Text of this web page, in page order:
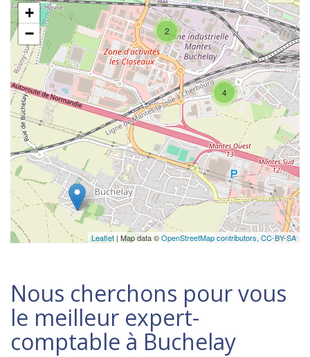
2
4
+
−
Leaflet | Map data ©OpenStreetMap contributors, CC-BY-SA
Nous cherchons pour vous
le meilleur expert-
comptable à Buchelay